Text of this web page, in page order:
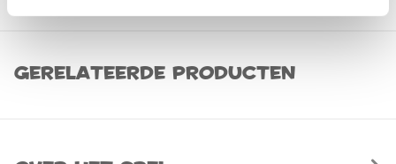
Gerelateerde producten